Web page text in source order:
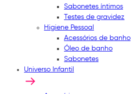
Sabonetes íntimos
Testes de gravidez
Higiene Pessoal
Acessórios de banho
Óleo de banho
Sabonetes
Universo Infantil